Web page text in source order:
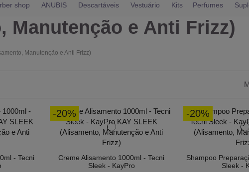
shop ANUBIS Descartáveis Vestuário Kits Perfumes
Manutenção e Anti Frizz)
Manutenção e Anti Frizz)
- Tecni
-20%
Creme Alisamento 1000ml - Tecni
Sleek - KayPro
-20%
Shampoo
Sleek -